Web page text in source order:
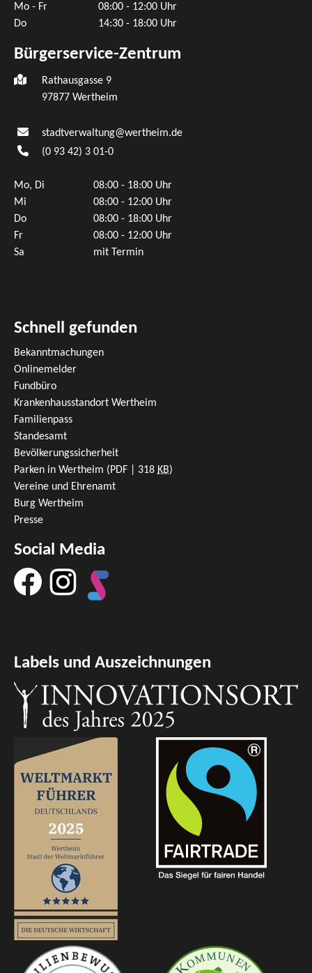
Mo - Fr
08:00 - 12:00 Uhr
Do
14:30 - 18:00 Uhr
Bürgerservice-Zentrum
Rathausgasse 9
97877 Wertheim
stadtverwaltung@wertheim.de
(0 93 42) 3 01-0
Mo, Di
08:00 - 18:00 Uhr
Mi
08:00 - 12:00 Uhr
Do
08:00 - 18:00 Uhr
Fr
08:00 - 12:00 Uhr
Sa
mit Termin
Schnell gefunden
Bekanntmachungen
Onlinemelder
Fundbüro
Krankenhausstandort Wertheim
Familienpass
Standesamt
Bevölkerungssicherheit
Parken in Wertheim (PDF | 318 KB)
Vereine und Ehrenamt
Burg Wertheim
Presse
Social Media
Labels und Auszeichnungen